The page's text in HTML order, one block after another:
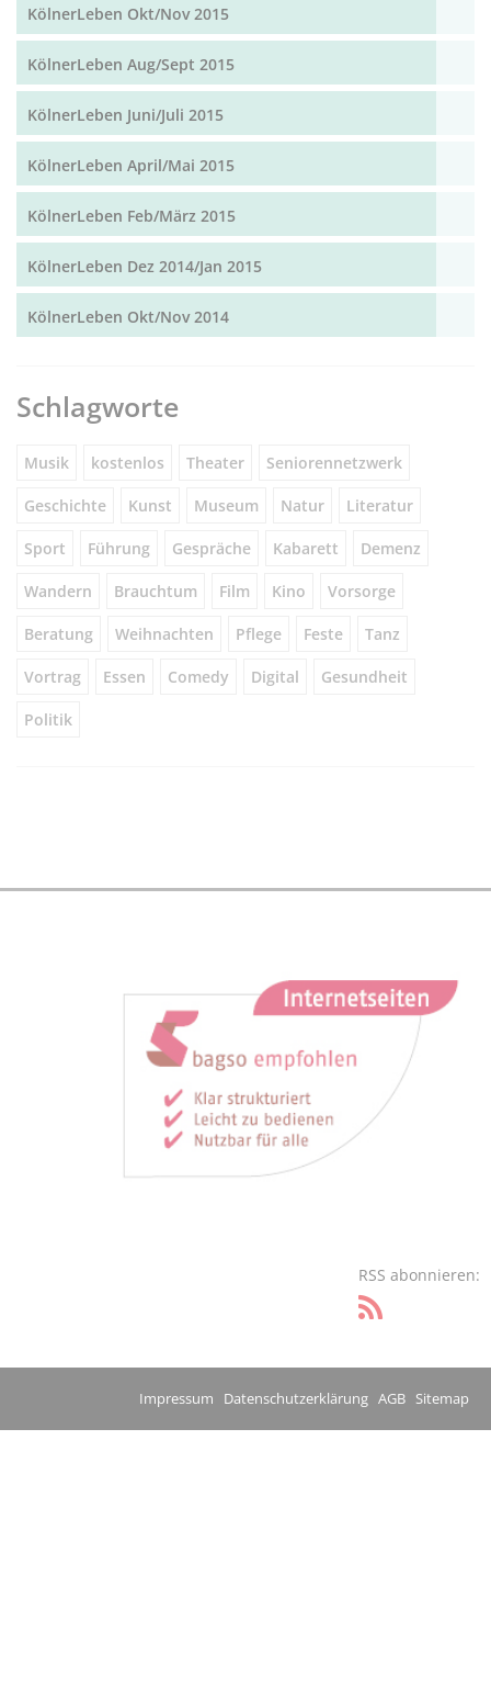
KölnerLeben Okt/Nov 2015
KölnerLeben Aug/Sept 2015
KölnerLeben Juni/Juli 2015
KölnerLeben April/Mai 2015
KölnerLeben Feb/März 2015
KölnerLeben Dez 2014/Jan 2015
KölnerLeben Okt/Nov 2014
Schlagworte
Musik kostenlos Theater Seniorennetzwerk
Geschichte Kunst Museum Natur Literatur
Sport Führung Gespräche Kabarett Demenz
Wandern Brauchtum Film Kino Vorsorge
Beratung Weihnachten Pflege Feste Tanz
Vortrag Essen Comedy Digital Gesundheit
Politik
RSS abonnieren:
Impressum Datenschutzerklärung AGB Sitemap